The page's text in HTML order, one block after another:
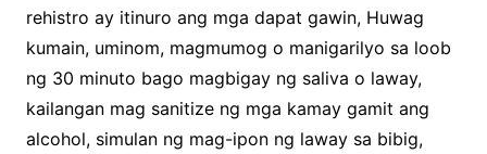
rehistro ay itinuro ang mga dapat gawin, Huwag
kumain, uminom, magmumog o manigarilyo sa loob
ng 30 minuto bago magbigay ng saliva o laway,
kailangan mag sanitize ng mga kamay gamit ang
alcohol, simulan ng mag-ipon ng laway sa bibig,